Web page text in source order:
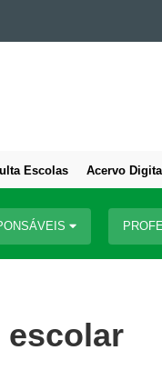
Escolas Acervo Digital